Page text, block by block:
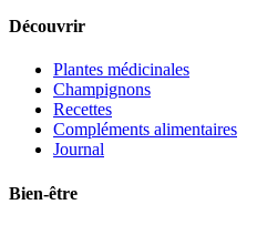
Découvrir
Plantes médicinales
Champignons
Recettes
Compléments alimentaires
Journal
Bien-être